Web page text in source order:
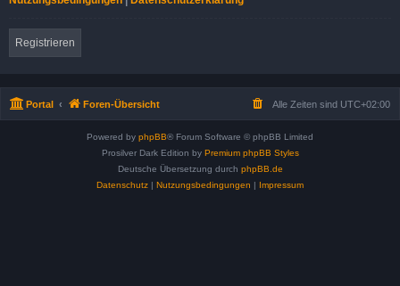
Registrieren
Portal Foren-Übersicht Alle Zeiten sind UTC+02:00
Powered by phpBB® Forum Software © phpBB Limited
Prosilver Dark Edition by Premium phpBB Styles
Deutsche Übersetzung durch phpBB.de
Datenschutz | Nutzungsbedingungen | Impressum